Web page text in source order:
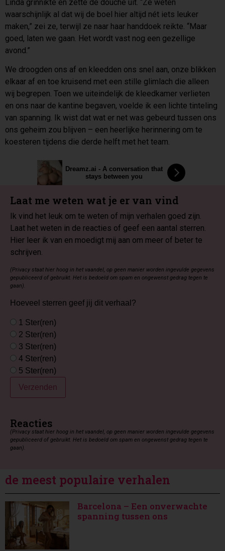
Linda grinnikte en zette de douche uit. “Ze weten
waarschijnlijk al dat wij de boel hier altijd nét iets leuker
maken,” zei ze, terwijl ze naar haar handdoek reikte. “Maar
goed, laten we gaan. Het wordt vast nog een gezellige
avond.”
We droogden ons af en kleedden ons snel aan, onze blikken
elkaar af en toe kruisend met een stille glimlach die alleen
wij begrepen. Toen we uiteindelijk de kleedkamer verlieten
en ons naar de kantine begaven, voelde ik een lichte tinteling
van spanning. Ik wist dat wat er net was gebeurd tussen ons
ons geheim zou blijven – een heerlijke herinnering om te
koesteren tijdens die derde helft met het team.
Dreamz.ai - A conversation that
stays between you
Laat me weten wat je er van vind
Ik vind het leuk om te weten of mijn verhalen goed zijn.
Laat het weten in de reacties of geef een aantal sterren.
Hier leer ik van en moedigt mij aan om meer of beter te
schrijven.
(Privacy staat hier hoog in het vaandel, op geen manier worden ingevulde gegevens
gepubliceerd of gebruikt. Het is bedoeld om spam en ongewenst gedrag tegen te
gaan).
Hoeveel sterren geef jij dit verhaal?
1 Ster(ren)
2 Ster(ren)
3 Ster(ren)
4 Ster(ren)
5 Ster(ren)
Verzenden
Reacties
(Privacy staat hier hoog in het vaandel, op geen manier worden ingevulde gegevens
gepubliceerd of gebruikt. Het is bedoeld om spam en ongewenst gedrag tegen te
gaan).
de meest populaire verhalen
Barcelona – Een onverwachte
spanning tussen ons